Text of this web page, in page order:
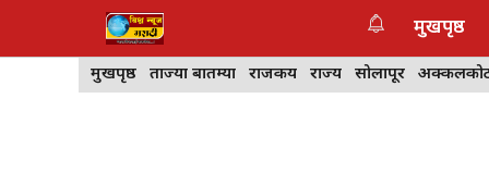
मुखपृष्ठ
मुखपृष्ठ ताज्या बातम्या राजकीय राज्य सोलापूर